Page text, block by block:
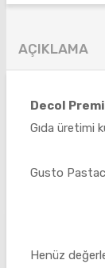
AÇIKLAMA
Decol
Gıda üretimi
Gusto
Henüz